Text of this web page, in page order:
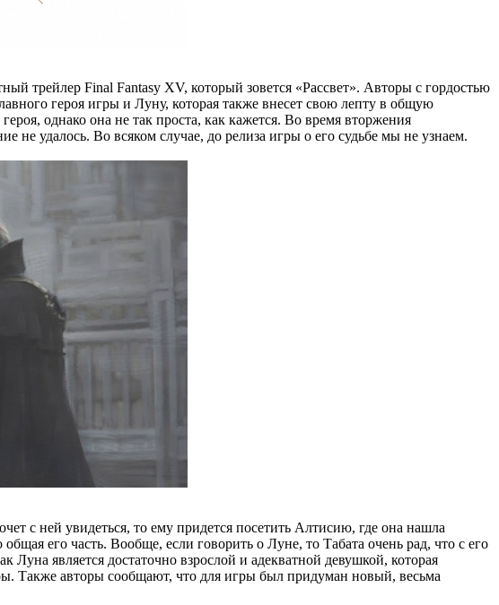
трейлер Final Fantasy XV, который зовется «Рассвет». Авторы с гордостью
героя игры и Луну, которая также внесет свою лепту в общую
однако она не так проста, как кажется. Во время вторжения
удалось. Во всяком случае, до релиза игры о его судьбе мы не узнаем.
с ней увидеться, то ему придется посетить Алтисию, где она нашла
его часть. Вообще, если говорить о Луне, то Табата очень рад, что с его
Луна является достаточно взрослой и адекватной девушкой, которая
Также авторы сообщают, что для игры был придуман новый, весьма